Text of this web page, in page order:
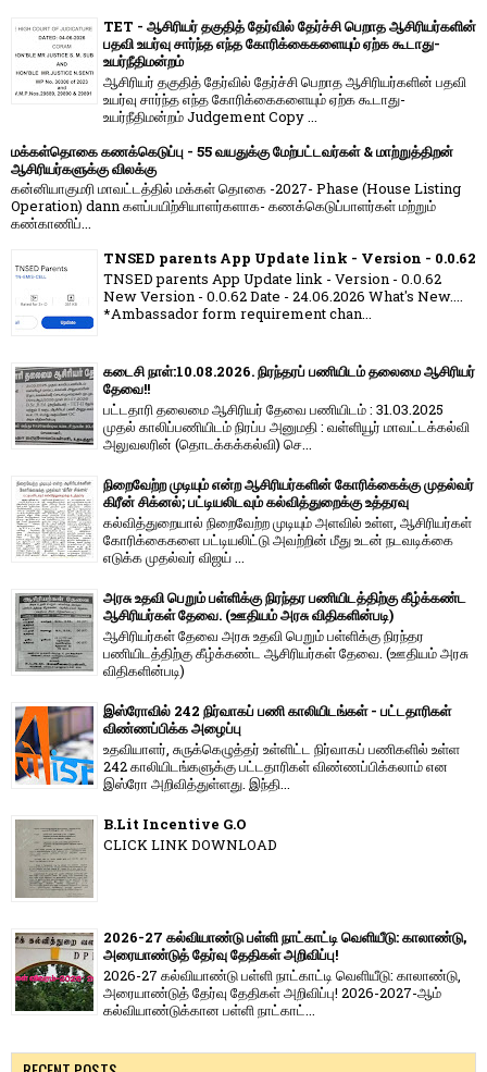
TET - ஆசிரியர் தகுதித் தேர்வில் தேர்ச்சி பெறாத ஆசிரியர்களின்
பதவி உயர்வு சார்ந்த எந்த கோரிக்கைகளையும் ஏற்க கூடாது-
உயர்நீதிமன்றம்
ஆசிரியர் தகுதித் தேர்வில் தேர்ச்சி பெறாத ஆசிரியர்களின் பதவி
உயர்வு சார்ந்த எந்த கோரிக்கைகளையும் ஏற்க கூடாது-
உயர்நீதிமன்றம் Judgement Copy ...
மக்கள்தொகை கணக்கெடுப்பு - 55 வயதுக்கு மேற்பட்டவர்கள் & மாற்றுத்திறன்
ஆசிரியர்களுக்கு விலக்கு
கன்னியாகுமரி மாவட்டத்தில் மக்கள் தொகை -2027- Phase (House Listing
Operation) dann களப்பயிற்சியாளர்களாக- கணக்கெடுப்பாளர்கள் மற்றும்
கண்காணிப்...
TNSED parents App Update link - Version - 0.0.62
TNSED parents App Update link - Version - 0.0.62
New Version - 0.0.62 Date - 24.06.2026 What's New....
*Ambassador form requirement chan...
கடைசி நாள்:10.08.2026. நிரந்தரப் பணியிடம் தலைமை ஆசிரியர்
தேவை!!
பட்டதாரி தலைமை ஆசிரியர் தேவை பணியிடம் : 31.03.2025
முதல் காலிப்பணியிடம் நிரப்ப அனுமதி : வள்ளியூர் மாவட்டக்கல்வி
அலுவலரின் (தொடக்கக்கல்வி) செ...
நிறைவேற்ற முடியும் என்ற ஆசிரியர்களின் கோரிக்கைக்கு முதல்வர்
கிரீன் சிக்னல்; பட்டியலிடவும் கல்வித்துறைக்கு உத்தரவு
கல்வித்துறையால் நிறைவேற்ற முடியும் அளவில் உள்ள, ஆசிரியர்கள்
கோரிக்கைகளை பட்டியலிட்டு அவற்றின் மீது உடன் நடவடிக்கை
எடுக்க முதல்வர் விஜய் ...
அரசு உதவி பெறும் பள்ளிக்கு நிரந்தர பணியிடத்திற்கு கீழ்க்கண்ட
ஆசிரியர்கள் தேவை. (ஊதியம் அரசு விதிகளின்படி)
ஆசிரியர்கள் தேவை அரசு உதவி பெறும் பள்ளிக்கு நிரந்தர
பணியிடத்திற்கு கீழ்க்கண்ட ஆசிரியர்கள் தேவை. (ஊதியம் அரசு
விதிகளின்படி)
இஸ்ரோவில் 242 நிர்வாகப் பணி காலியிடங்கள் - பட்டதாரிகள்
விண்ணப்பிக்க அழைப்பு
உதவியாளர், சுருக்கெழுத்தர் உள்ளிட்ட நிர்வாகப் பணிகளில் உள்ள
242 காலியிடங்களுக்கு பட்டதாரிகள் விண்ணப்பிக்கலாம் என
இஸ்ரோ அறிவித்துள்ளது. இந்தி...
B.Lit Incentive G.O
CLICK LINK DOWNLOAD
2026-27 கல்வியாண்டு பள்ளி நாட்காட்டி வெளியீடு: காலாண்டு,
அரையாண்டுத் தேர்வு தேதிகள் அறிவிப்பு!
2026-27 கல்வியாண்டு பள்ளி நாட்காட்டி வெளியீடு: காலாண்டு,
அரையாண்டுத் தேர்வு தேதிகள் அறிவிப்பு! 2026-2027-ஆம்
கல்வியாண்டுக்கான பள்ளி நாட்காட்...